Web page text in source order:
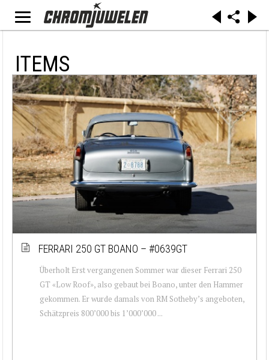
ITEMS
FERRARI 250 GT BOANO – #0639GT
Überholt Erst vergangenen Sommer war dieser Ferrari 250
GT «Low Roof», also gebaut bei Boano, unter den Hammer
gekommen. Er wurde damals von RM Sotheby’s angeboten,
Schätzpreis 800’000 bis 1’000’000 ...